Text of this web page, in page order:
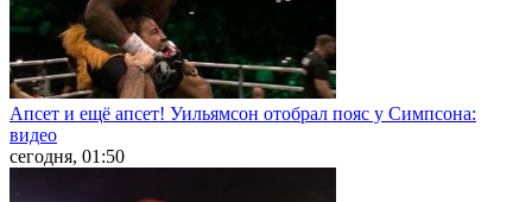
Апсет и ещё апсет! Уильямсон отобрал пояс у Симпсона:
видео
сегодня, 01:50